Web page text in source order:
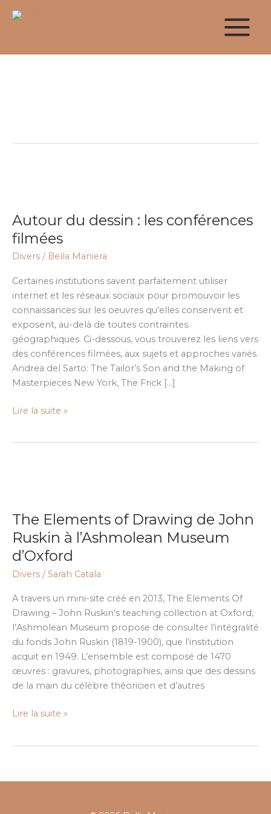
Autour du dessin : les conférences
filmées
Divers / Bella Maniera
Certaines institutions savent parfaitement utiliser
internet et les réseaux sociaux pour promouvoir les
connaissances sur les oeuvres qu’elles conservent et
exposent, au-delà de toutes contraintes
géographiques. Ci-dessous, vous trouverez les liens vers
des conférences filmées, aux sujets et approches variés.
Andrea del Sarto: The Tailor’s Son and the Making of
Masterpieces New York, The Frick […]
dessin
:
conférences
filmées
Lire la suite »
The Elements of Drawing de John
Ruskin à l’Ashmolean Museum
d’Oxford
Divers /Sarah Catala
A travers un mini-site créé en 2013, The Elements Of
Drawing – John Ruskin’s teaching collection at Oxford,
l’Ashmolean Museum propose de consulter l’intégralité
du fonds John Ruskin (1819-1900), que l’institution
acquit en 1949. L’ensemble est composé de 1470
œuvres : gravures, photographies, ainsi que des dessins
de la main du célèbre théoricien et d’autres
of
Drawing
de
John
Ruskin
Museum
Lire la suite »